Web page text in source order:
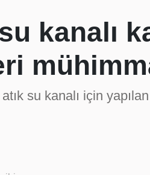
kanalı
su kanalı için